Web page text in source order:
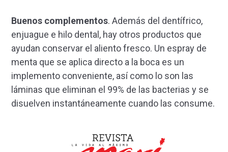
Buenos complementos. Además del dentífrico,
enjuague e hilo dental, hay otros productos que
ayudan conservar el aliento fresco. Un espray de
menta que se aplica directo a la boca es un
implemento conveniente, así como lo son las
láminas que eliminan el 99% de las bacterias y se
disuelven instantáneamente cuando las consume.